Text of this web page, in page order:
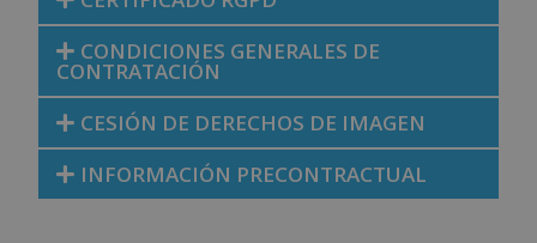
CONDICIONES GENERALES DE
CONTRATACIÓN
CESIÓN DE DERECHOS DE IMAGEN
INFORMACIÓN PRECONTRACTUAL